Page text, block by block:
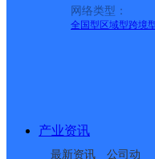
网络类型：
全国型 区域型跨境
产业资讯
最新资讯
公司动
志镇尚志
鑫鑫便利店